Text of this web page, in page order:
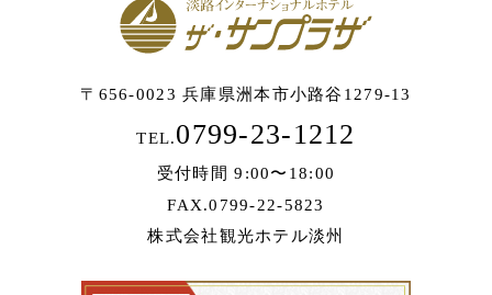
〒656-0023 兵庫県洲本市小路谷1279-13
TEL.0799-23-1212
受付時間 9:00〜18:00
FAX.0799-22-5823
株式会社観光ホテル淡州